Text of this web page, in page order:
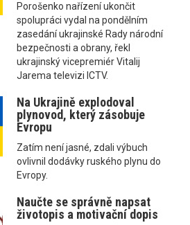
Porošenko nařízení ukončit
spolupráci vydal na pondělním
zasedání ukrajinské Rady národní
bezpečnosti a obrany, řekl
ukrajinský vicepremiér Vitalij
Jarema televizi ICTV.
Na Ukrajině explodoval
plynovod, který zásobuje
Evropu
Zatím není jasné, zdali výbuch
ovlivnil dodávky ruského plynu do
Evropy.
Naučte se správně napsat
životopis a motivační dopis